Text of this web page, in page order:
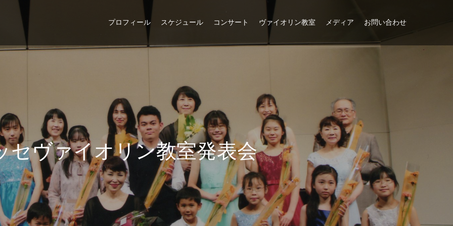
プロフィール スケジュール コンサート ヴァイオリン教室 メディア お問い合わせ
セヴァイオリン教室発表会